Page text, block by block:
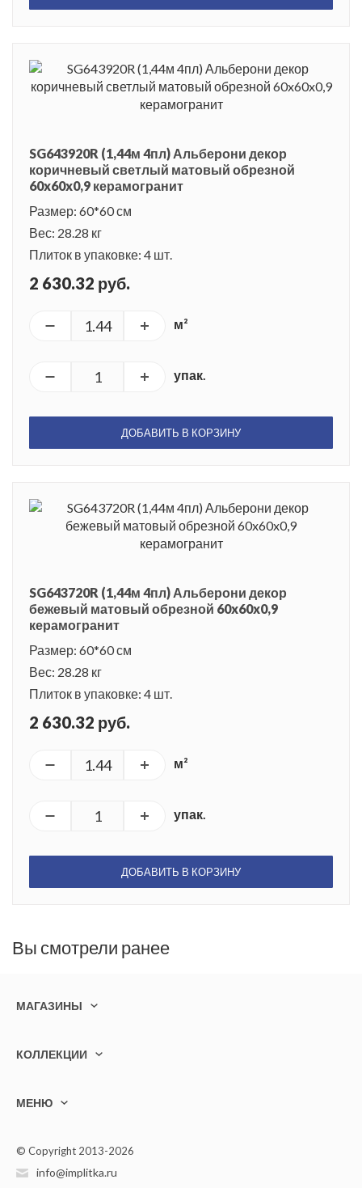
SG643920R (1,44м 4пл) Альберони декор
коричневый светлый матовый обрезной
60x60x0,9 керамогранит
Размер: 60*60 см
Вес: 28.28 кг
Плиток в упаковке: 4 шт.
2 630.32 руб.
м²
упак.
ДОБАВИТЬ В КОРЗИНУ
SG643720R (1,44м 4пл) Альберони декор
бежевый матовый обрезной 60x60x0,9
керамогранит
Размер: 60*60 см
Вес: 28.28 кг
Плиток в упаковке: 4 шт.
2 630.32 руб.
м²
упак.
ДОБАВИТЬ В КОРЗИНУ
Вы смотрели ранее
МАГАЗИНЫ
КОЛЛЕКЦИИ
МЕНЮ
© Copyright 2013-2026
info@implitka.ru